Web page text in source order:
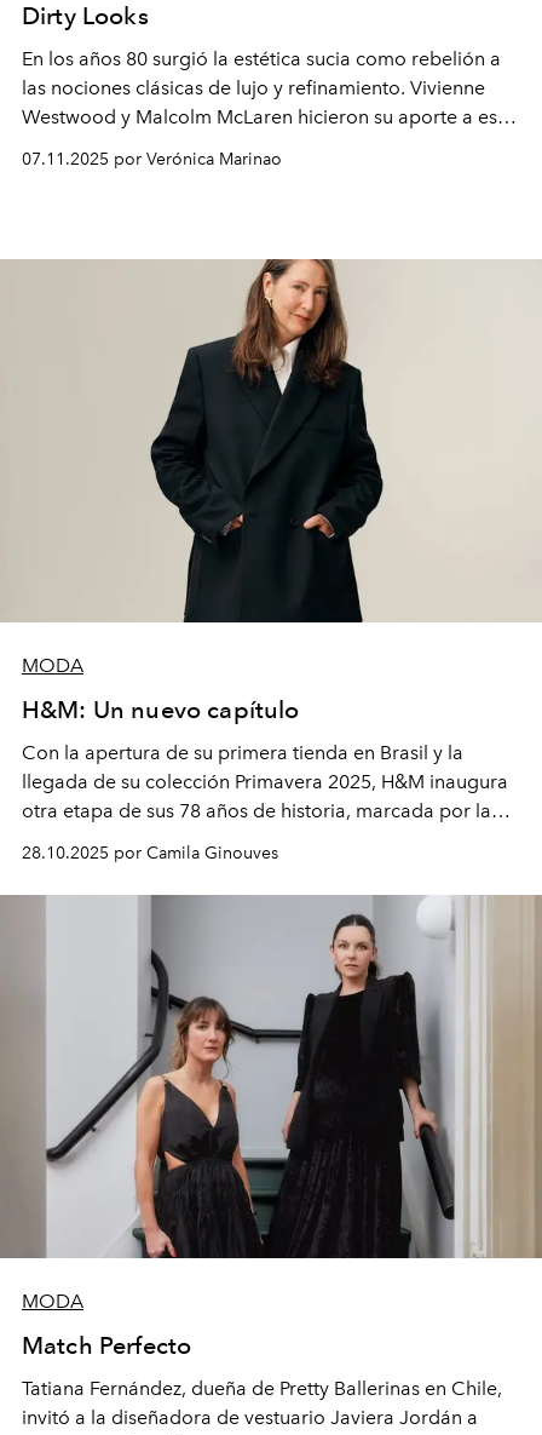
Dirty Looks
En los años 80 surgió la estética sucia como rebelión a
las nociones clásicas de lujo y refinamiento. Vivienne
Westwood y Malcolm McLaren hicieron su aporte a este
imperfección, la asimetría y la transitoriedad.
de vino y un conjunto de sedaamarilloquemado. La
Dirty Looks: Desire and Decay in Fashion
el Barbican de Londres, recoge esta vertiente de la
07.11.2025 por Verónica Marinao
MODA
H&M: Un nuevo capítulo
Con la apertura de su primera tienda en Brasil y la
llegada de su colección Primavera 2025, H&M inaugura
otra etapa de sus 78 años de historia, marcada por la
energía y la diversidad. Un día antes del debut oficial,
Ann-Sofie Johansson, asesora creativa y jefa de diseño
global, conversó con L’Officiel Chile sobre la visión que
28.10.2025 por Camila Ginouves
MODA
Match Perfecto
Tatiana Fernández, dueña de Pretty Ballerinas en Chile,
invitó a la diseñadora de vestuario Javiera Jordán a